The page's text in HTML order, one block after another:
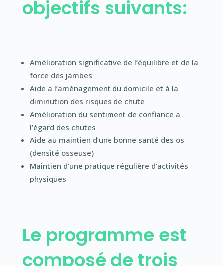
objectifs suivants:
Amélioration significative de l’équilibre et de la
force des jambes
Aide a l’aménagement du domicile et à la
diminution des risques de chute
Amélioration du sentiment de confiance a
l’égard des chutes
Aide au maintien d’une bonne santé des os
(densité osseuse)
Maintien d’une pratique régulière d’activités
physiques
Le programme est
composé de trois